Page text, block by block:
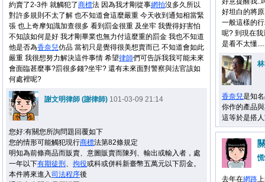
好坦白的將
一般這樣的
呢? 到現在
是看不太懂....
香奈兒是知
你作的產品
這等於是搭
約賣了2-3件 就觸犯了商標法 因為我才剛從事網拍沒多久所以
對許多規則不太了解 也不知道會這麼嚴重 今天收到通知相當緊
張 也上奇摩知識加查很多 看到罰金很重 及坐牢 我覺得好害怕
不知該如何是好 我才剛畢業也無力付這麼重的罰金 我也不知道
他是否為香奈兒仿品 當初只是覺得很美想賣而已 不知道會如此
嚴重 我很想努力解決這件事情 希望律師們可告訴我我可能未來
會面臨甚麼事?罰很多錢?坐牢? 還有未來面對警察與法官該如
何處裡呢?
謝文明律師 (謝律師) 101-03-09 21:14
您好:有關您所詢問題回覆如下
您的情形可能觸犯現行商標法第82條規定
明知為前條商品而販賣、意圖販賣而陳列、輸出或輸入者，處
一年以下有期徒刑 、 拘役或科或併科新臺幣五萬元以下罰金。
本件將來進入司法程序後
去年在網路